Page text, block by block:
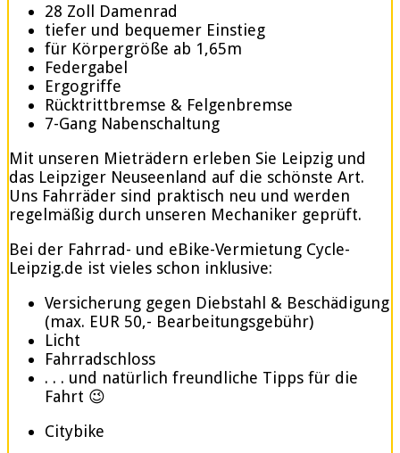
28 Zoll Damenrad
tiefer und bequemer Einstieg
für Körpergröße ab 1,65m
Federgabel
Ergogriffe
Rücktrittbremse & Felgenbremse
7-Gang Nabenschaltung
Mit unseren Mieträdern erleben Sie Leipzig und
das Leipziger Neuseenland auf die schönste Art.
Uns Fahrräder sind praktisch neu und werden
regelmäßig durch unseren Mechaniker geprüft.
Bei der Fahrrad- und eBike-Vermietung Cycle-
Leipzig.de ist vieles schon inklusive:
Versicherung gegen Diebstahl & Beschädigung
(max. EUR 50,- Bearbeitungsgebühr)
Licht
Fahrradschloss
. . . und natürlich freundliche Tipps für die
Fahrt 😉
Citybike